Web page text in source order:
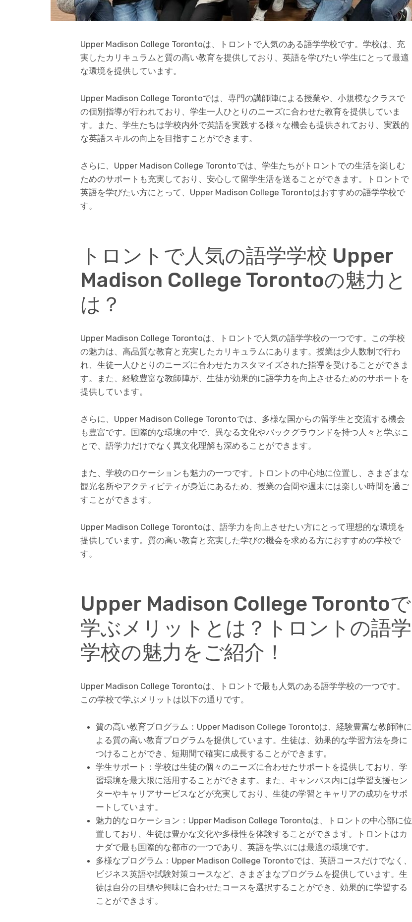
Upper Madison College Torontoは、トロントで人気のある語学学校です。学校は、充
実したカリキュラムと質の高い教育を提供しており、英語を学びたい学生にとって最適
な環境を提供しています。
Upper Madison College Torontoでは、専門の講師陣による授業や、小規模なクラスで
の個別指導が行われており、学生一人ひとりのニーズに合わせた教育を提供していま
す。また、学生たちは学校内外で英語を実践する様々な機会も提供されており、実践的
な英語スキルの向上を目指すことができます。
さらに、Upper Madison College Torontoでは、学生たちがトロントでの生活を楽しむ
ためのサポートも充実しており、安心して留学生活を送ることができます。トロントで
英語を学びたい方にとって、Upper Madison College Torontoはおすすめの語学学校で
す。
トロントで人気の語学学校 Upper
Madison College Torontoの魅力と
は？
Upper Madison College Torontoは、トロントで人気の語学学校の一つです。この学校
の魅力は、高品質な教育と充実したカリキュラムにあります。授業は少人数制で行わ
れ、生徒一人ひとりのニーズに合わせたカスタマイズされた指導を受けることができま
す。また、経験豊富な教師陣が、生徒が効果的に語学力を向上させるためのサポートを
提供しています。
さらに、Upper Madison College Torontoでは、多様な国からの留学生と交流する機会
も豊富です。国際的な環境の中で、異なる文化やバックグラウンドを持つ人々と学ぶこ
とで、語学力だけでなく異文化理解も深めることができます。
また、学校のロケーションも魅力の一つです。トロントの中心地に位置し、さまざまな
観光名所やアクティビティが身近にあるため、授業の合間や週末には楽しい時間を過ご
すことができます。
Upper Madison College Torontoは、語学力を向上させたい方にとって理想的な環境を
提供しています。質の高い教育と充実した学びの機会を求める方におすすめの学校で
す。
Upper Madison College Torontoで
学ぶメリットとは？トロントの語学
学校の魅力をご紹介！
Upper Madison College Torontoは、トロントで最も人気のある語学学校の一つです。
この学校で学ぶメリットは以下の通りです。
質の高い教育プログラム：Upper Madison College Torontoは、経験豊富な教師陣に
よる質の高い教育プログラムを提供しています。生徒は、効果的な学習方法を身に
つけることができ、短期間で確実に成長することができます。
学生サポート：学校は生徒の個々のニーズに合わせたサポートを提供しており、学
習環境を最大限に活用することができます。また、キャンパス内には学習支援セン
ターやキャリアサービスなどが充実しており、生徒の学習とキャリアの成功をサポ
ートしています。
魅力的なロケーション：Upper Madison College Torontoは、トロントの中心部に位
置しており、生徒は豊かな文化や多様性を体験することができます。トロントはカ
ナダで最も国際的な都市の一つであり、英語を学ぶには最適の環境です。
多様なプログラム：Upper Madison College Torontoでは、英語コースだけでなく、
ビジネス英語や試験対策コースなど、さまざまなプログラムを提供しています。生
徒は自分の目標や興味に合わせたコースを選択することができ、効果的に学習する
ことができます。